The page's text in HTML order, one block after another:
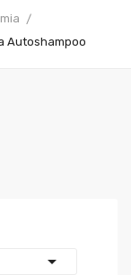
Autoshampoo
